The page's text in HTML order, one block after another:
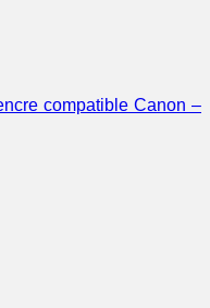
compatible Canon –